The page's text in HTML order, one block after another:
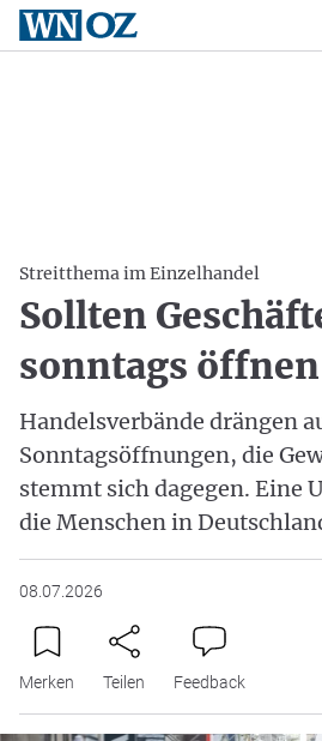
Streitthema im Einzelhandel
Sollten
sonntags
Handelsverbände drängen
Sonntagsöffnungen, die
stemmt sich dagegen. Eine
die Menschen in
08.07.2026
Merken Teilen Feedback